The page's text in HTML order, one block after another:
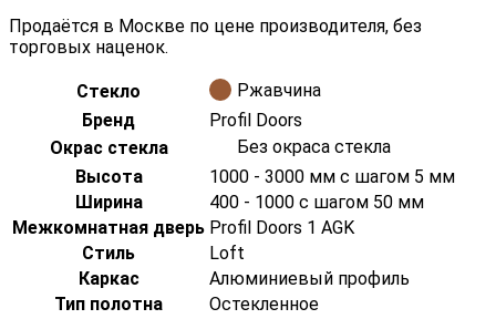
Продаётся в Москве по цене производителя, без
торговых наценок.
Стекло
Ржавчина
Бренд
Profil Doors
Окрас стекла
Без окраса стекла
Высота
1000 - 3000 мм с шагом 5 мм
Ширина
400 - 1000 с шагом 50 мм
Межкомнатная дверь Profil Doors 1 AGK
Стиль
Loft
Каркас
Алюминиевый профиль
Тип полотна
Остекленное